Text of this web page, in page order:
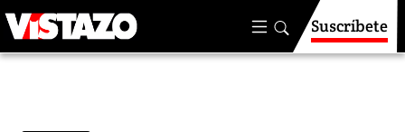
Suscríbete